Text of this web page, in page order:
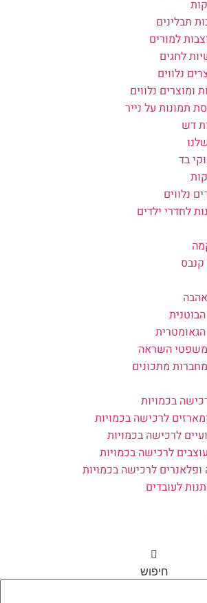
תבלינים
למורים
לחגים
נלווים
ומוצרים נלווים
תמונות על נייר
דש
בד
נלווים
לחדרי ילדים
משפטי השראה
מתכונים
בכמויות
לרכישה בכמויות
לרכישה בכמויות
לרכישה בכמויות
לרכישה בכמויות
לעובדים
חיפוש